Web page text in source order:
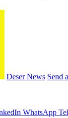
Deser News Send
WhatsApp